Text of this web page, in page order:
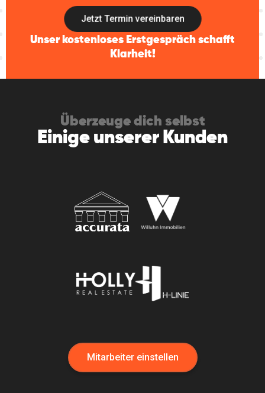
Jetzt Termin vereinbaren
Unser kostenloses Erstgespräch schafft
Klarheit!
Überzeuge dich selbst
Einige unserer Kunden
Mitarbeiter einstellen